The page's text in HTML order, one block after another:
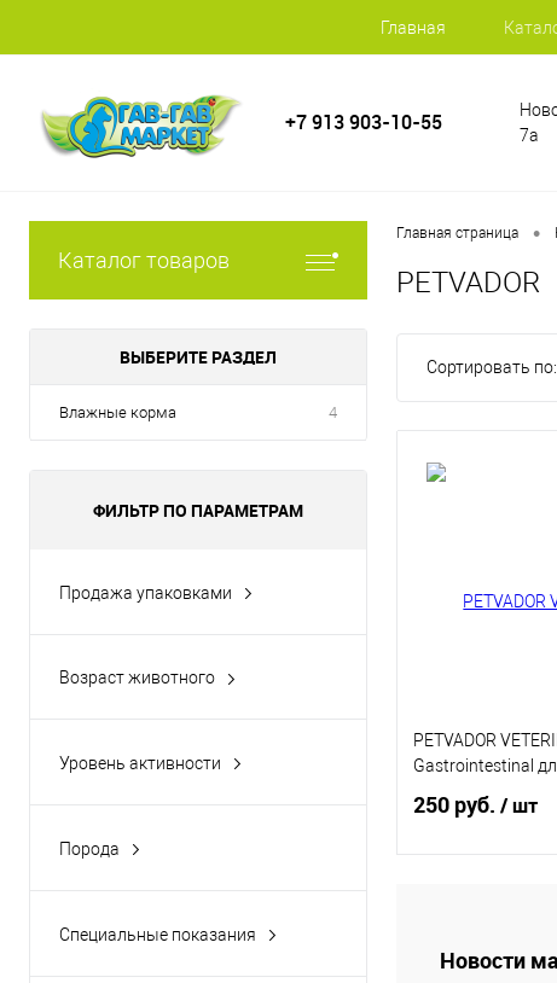
Главная
+7 913 903-10-55
7а
Каталог товаров
ВЫБЕРИТЕ РАЗДЕЛ
Влажные корма 4
ФИЛЬТР ПО ПАРАМЕТРАМ
Продажа упаковками
Возраст животного
Уровень активности
Порода
Специальные показания
Главная страница •
PETVADOR
Сортировать по:
PETVADOR
Gastrointestinal
250 руб. / шт
Купить в 1 клик
Новости